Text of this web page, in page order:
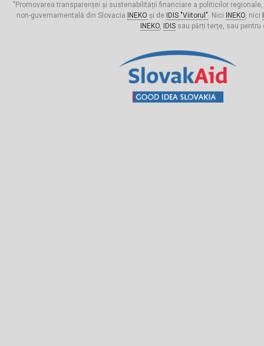
"Promovarea transparenței și sustenabilității financiare a politicilor
non-guvernamentală din Slovacia
INEKO și de IDIS "Viitorul". Nici INEKO, nici
INEKO, IDISsau părți terțe, sau pentru